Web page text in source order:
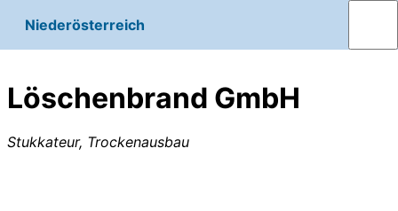
Niederösterreich
Löschenbrand GmbH
Stukkateur, Trockenausbau